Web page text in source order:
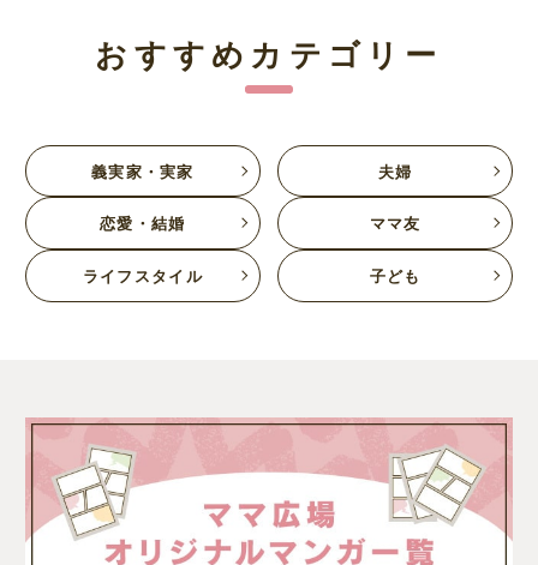
おすすめカテゴリー
義実家・実家 夫婦
恋愛・結婚 ママ友
ライフスタイル 子ども